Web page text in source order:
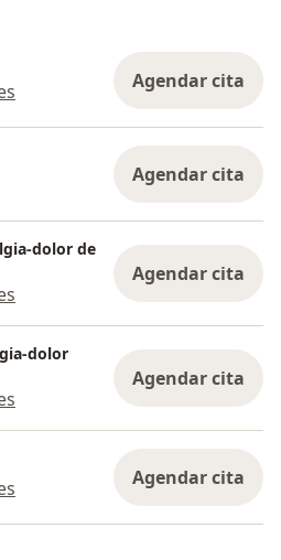
Agendar cita
Agendar cita
dolor de
Agendar cita
dolor
Agendar cita
Agendar cita